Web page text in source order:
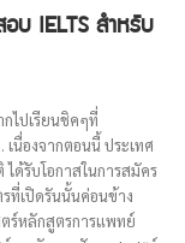
บ IELTS สำหรับ
ไปเรียนชิคๆที่
นื่องจากตอนนี้ ประเทศ
ด้รับโอกาสในการสมัคร
ที่เปิดรันนั้นค่อนข้าง
ร์หลักสูตรการแพทย์